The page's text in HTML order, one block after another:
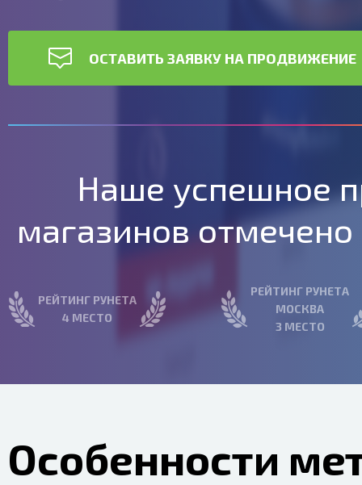
ОСТАВИТЬ ЗАЯВКУ НА ПРОДВИЖЕНИЕ
Наше успешное
магазинов
РЕЙТИНГ РУНЕТА
4 МЕСТО
РЕЙТИНГ РУНЕТА
МОСКВА
3 МЕСТО
Особенности